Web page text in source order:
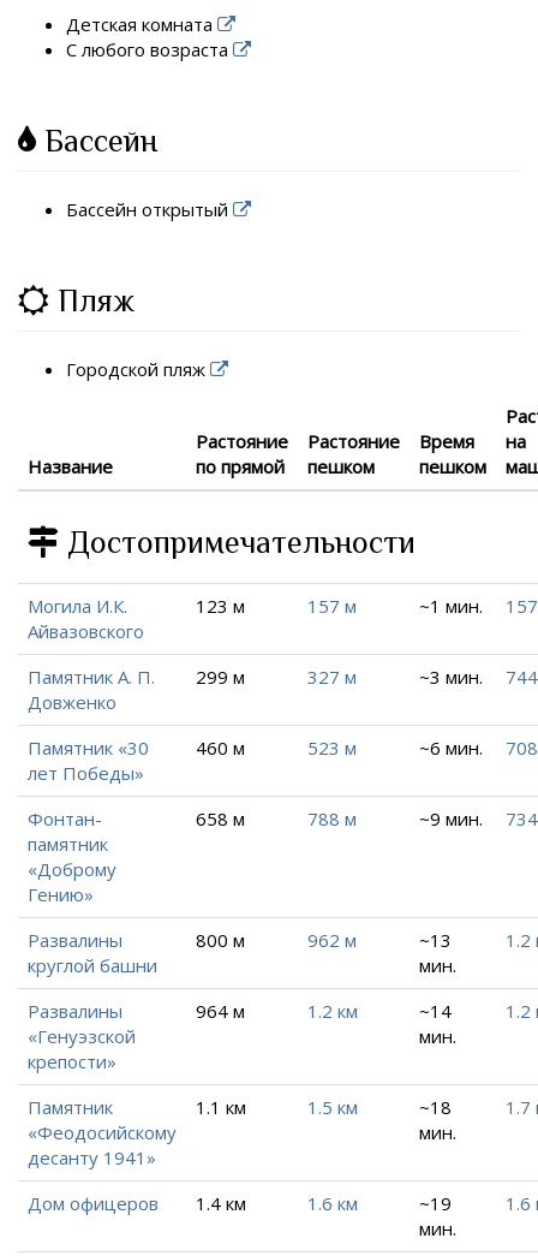
Детская комната
С любого возраста
Бассейн
Бассейн открытый
Пляж
Городской пляж
Название
Растояние
по прямой
Растояние
пешком
Время
пешком
на
Достопримечательности
Могила И.К.
Айвазовского
123 м 157 м ~1 мин.
Памятник А. П.
Довженко
299 м 327 м ~3 мин.
Памятник «30
лет Победы»
460 м 523 м ~6 мин.
Фонтан-
памятник
«Доброму
Гению»
658 м 788 м ~9 мин.
Развалины
круглой башни
800 м 962 м
~13
мин.
1.2
Развалины
«Генуэзской
крепости»
964 м 1.2 км
~14
мин.
1.2
Памятник
«Феодосийскому
десанту 1941»
1.1 км 1.5 км
~18
мин.
1.7
Дом офицеров 1.4 км 1.6 км
~19
мин.
1.6